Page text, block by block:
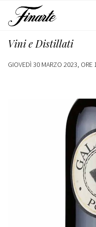
Vini e Distillati
GIOVEDÌ 30 MARZO 2023, ORE